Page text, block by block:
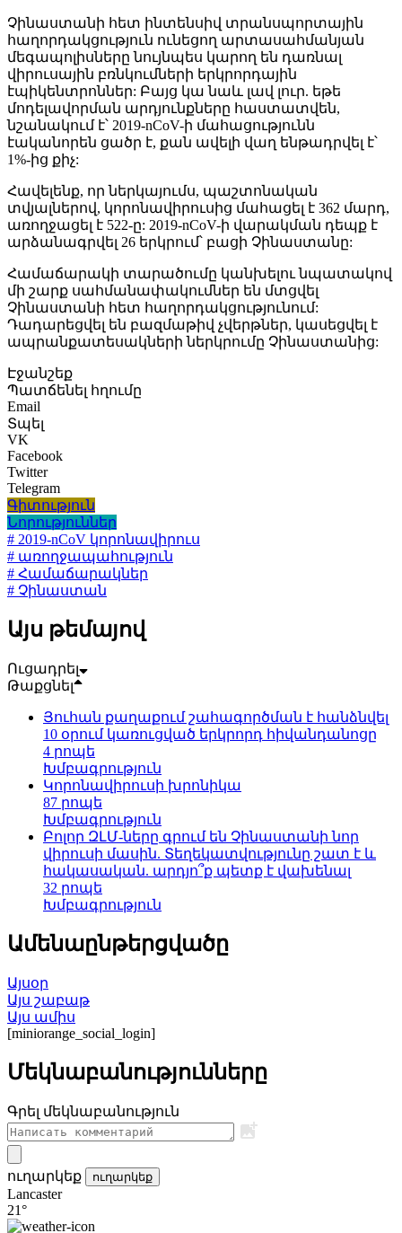
Չինաստանի հետ ինտենսիվ տրանսպորտային
հաղորդակցություն ունեցող արտասահմանյան
մեգապոլիսները նույնպես կարող են դառնալ
վիրուսային բռնկումների երկրորդային
էպիկենտրոններ: Բայց կա նաև լավ լուր. եթե
մոդելավորման արդյունքները հաստատվեն,
նշանակում է՝ 2019-nCoV-ի մահացությունն
էականորեն ցածր է, քան ավելի վաղ ենթադրվել է՝
1%-ից քիչ:
Հավելենք, որ ներկայումս, պաշտոնական
տվյալներով, կորոնավիրուսից մահացել է 362 մարդ,
առողջացել է 522-ը: 2019-nCoV-ի վարակման դեպք է
արձանագրվել 26 երկրում՝ բացի Չինաստանը:
Համաճարակի տարածումը կանխելու նպատակով
մի շարք սահմանափակումներ են մտցվել
Չինաստանի հետ հաղորդակցությունում:
Դադարեցվել են բազմաթիվ չվերթներ, կասեցվել է
ապրանքատեսակների ներկրումը Չինաստանից:
Էջանշեք
Պատճենել հղումը
Email
Տպել
VK
Facebook
Twitter
Telegram
Գիտություն
Նորություններ
# 2019-nCoV կորոնավիրուս
# առողջապահություն
# Համաճարակներ
# Չինաստան
Այս թեմայով
Ուցադրել
Թաքցնել
Յուհան քաղաքում շահագործման է հանձնվել
10 օրում կառուցված երկրորդ հիվանդանոցը
4 րոպե
Խմբագրություն
Կորոնավիրուսի խրոնիկա
87 րոպե
Խմբագրություն
Բոլոր ԶԼՄ-ները գրում են Չինաստանի նոր
վիրուսի մասին. Տեղեկատվությունը շատ է և
հակասական. արդյո՞ք պետք է վախենալ
32 րոպե
Խմբագրություն
Ամենաընթերցվածը
Այսօր
Այս շաբաթ
Այս ամիս
[miniorange_social_login]
Մեկնաբանությունները
Գրել մեկնաբանություն
ուղարկեք ուղարկեք
Lancaster
21°